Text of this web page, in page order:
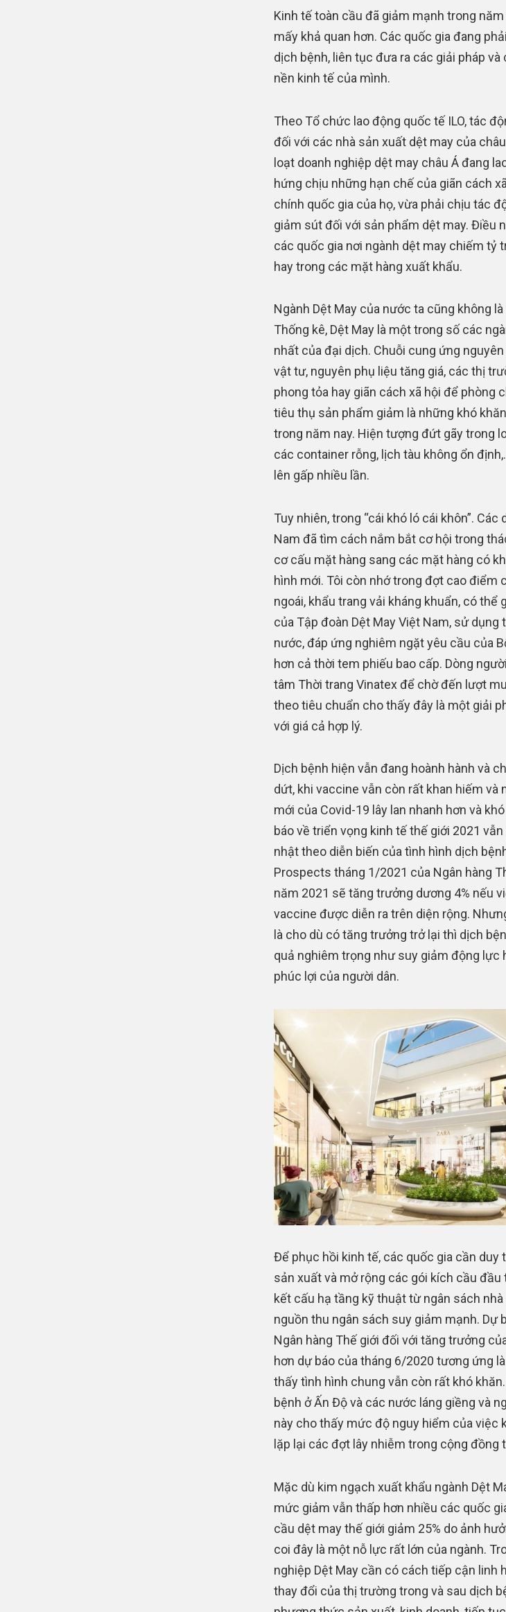
Kinh tế toàn cầu đã giảm mạnh trong
mấy khả quan hơn. Các quốc gia đang
dịch bệnh, liên tục đưa ra các giải pháp
nền kinh tế của mình.
Theo Tổ chức lao động quốc tế ILO, tác
đối với các nhà sản xuất dệt may của
loạt doanh nghiệp dệt may châu Á đang
hứng chịu những hạn chế của giãn cách
chính quốc gia của họ, vừa phải chịu tác
giảm sút đối với sản phẩm dệt may. Điều
các quốc gia nơi ngành dệt may chiếm tỷ
hay trong các mặt hàng xuất khẩu.
Ngành Dệt May của nước ta cũng không
Thống kê, Dệt May là một trong số các
nhất của đại dịch. Chuỗi cung ứng
vật tư, nguyên phụ liệu tăng giá, các thị
phong tỏa hay giãn cách xã hội để phòng
tiêu thụ sản phẩm giảm là những khó
trong năm nay. Hiện tượng đứt gãy trong
các container rỗng, lịch tàu không ổn
lên gấp nhiều lần.
Tuy nhiên, trong “cái khó ló cái khôn”.
Nam đã tìm cách nắm bắt cơ hội trong
cơ cấu mặt hàng sang các mặt hàng có
hình mới. Tôi còn nhớ trong đợt cao điểm
ngoái, khẩu trang vải kháng khuẩn, có thể
của Tập đoàn Dệt May Việt Nam, sử dụng
nước, đáp ứng nghiêm ngặt yêu cầu của
hơn cả thời tem phiếu bao cấp. Dòng
tâm Thời trang Vinatex để chờ đến lượt
theo tiêu chuẩn cho thấy đây là một giải
với giá cả hợp lý.
Dịch bệnh hiện vẫn đang hoành hành và
dứt, khi vaccine vẫn còn rất khan hiếm và
mới của Covid-19 lây lan nhanh hơn và
báo về triển vọng kinh tế thế giới 2021
nhật theo diễn biến của tình hình dịch
Prospects tháng 1/2021 của Ngân hàng
năm 2021 sẽ tăng trưởng dương 4% nếu
vaccine được diễn ra trên diện rộng.
là cho dù có tăng trưởng trở lại thì dịch
quả nghiêm trọng như suy giảm động lực
phúc lợi của người dân.
Để phục hồi kinh tế, các quốc gia cần duy
sản xuất và mở rộng các gói kích cầu đầu
kết cấu hạ tầng kỹ thuật từ ngân sách
nguồn thu ngân sách suy giảm mạnh. Dự
Ngân hàng Thế giới đối với tăng trưởng
hơn dự báo của tháng 6/2020 tương ứng
thấy tình hình chung vẫn còn rất khó
bệnh ở Ấn Độ và các nước láng giềng và
này cho thấy mức độ nguy hiểm của việc
lặp lại các đợt lây nhiễm trong cộng đồng
Mặc dù kim ngạch xuất khẩu ngành Dệt
mức giảm vẫn thấp hơn nhiều các quốc
cầu dệt may thế giới giảm 25% do ảnh
coi đây là một nỗ lực rất lớn của ngành.
nghiệp Dệt May cần có cách tiếp cận linh
thay đổi của thị trường trong và sau dịch